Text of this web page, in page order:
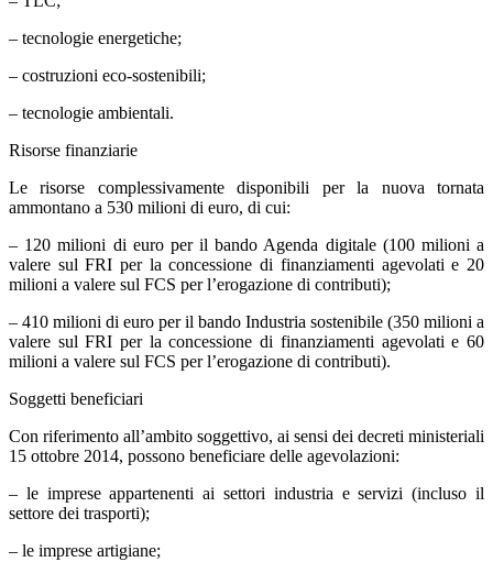
– tecnologie energetiche;
– costruzioni eco-sostenibili;
– tecnologie ambientali.
Risorse finanziarie
Le risorse complessivamente disponibili per la nuova tornata
ammontano a 530 milioni di euro, di cui:
– 120 milioni di euro per il bando Agenda digitale (100 milioni a
valere sul FRI per la concessione di finanziamenti agevolati e 20
milioni a valere sul FCS per l’erogazione di contributi);
– 410 milioni di euro per il bando Industria sostenibile (350 milioni a
valere sul FRI per la concessione di finanziamenti agevolati e 60
milioni a valere sul FCS per l’erogazione di contributi).
Soggetti beneficiari
Con riferimento all’ambito soggettivo, ai sensi dei decreti ministeriali
15 ottobre 2014, possono beneficiare delle agevolazioni:
– le imprese appartenenti ai settori industria e servizi (incluso il
settore dei trasporti);
– le imprese artigiane;